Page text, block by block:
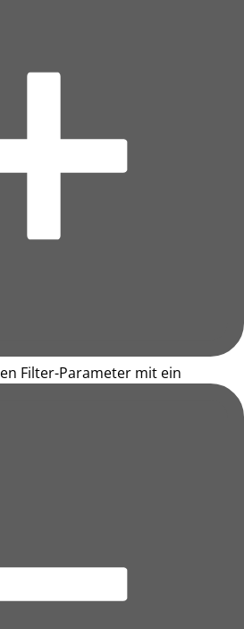
Filter-Parameter mit ein